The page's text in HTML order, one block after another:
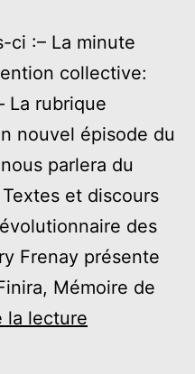
ci :– La minute
collective:
La rubrique
nouvel épisode du
parlera du
et discours
des
Frenay présente
Mémoire de
la lecture